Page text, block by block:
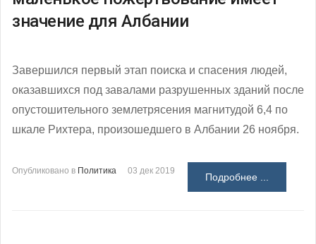
значение для Албании
Завершился первый этап поиска и спасения людей,
оказавшихся под завалами разрушенных зданий после
опустошительного землетрясения магнитудой 6,4 по
шкале Рихтера, произошедшего в Албании 26 ноября.
Опубликовано в Политика 03 дек 2019
Подробнее ...